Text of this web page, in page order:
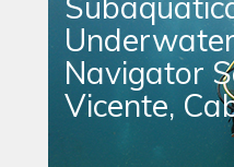
Underwater
Navigator
Vicente,